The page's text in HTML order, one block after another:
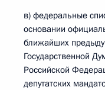
в) федеральные
основании
ближайших
Государственной
Российской
депутатских